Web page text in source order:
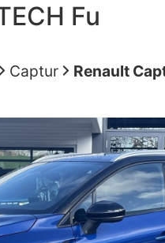
Fu
Captur Renault